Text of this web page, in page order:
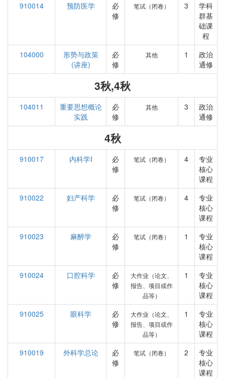
910014
预防医学
必
修
笔试（闭卷） 3
学科
群基
础课
程
104000
形势与政策
(讲座)
必
修
其他 1
政治
通修
3秋,4秋
104011
重要思想概论
实践
必
修
其他 3
政治
通修
4秋
910017 内科学I
必
修
笔试（闭卷） 4
专业
核心
课程
910022
妇产科学
必
修
笔试（闭卷） 4
专业
核心
课程
910023
麻醉学
必
修
笔试（闭卷） 1
专业
核心
课程
910024
口腔科学
必
修
大作业（论文、
报告、项目或作
品等）
1
专业
核心
课程
910025
眼科学
必
修
大作业（论文、
报告、项目或作
品等）
1
专业
核心
课程
910019
外科学总论
必
修
笔试（闭卷） 2
专业
核心
课程